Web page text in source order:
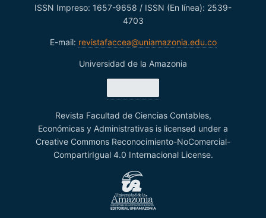
ISSN Impreso: 1657-9658 / ISSN (En línea): 2539-
4703
E-mail: revistafaccea@uniamazonia.edu.co
Universidad de la Amazonia
Revista Facultad de Ciencias Contables,
Económicas y Administrativas is licensed under a
Creative Commons Reconocimiento-NoComercial-
CompartirIgual 4.0 Internacional License.